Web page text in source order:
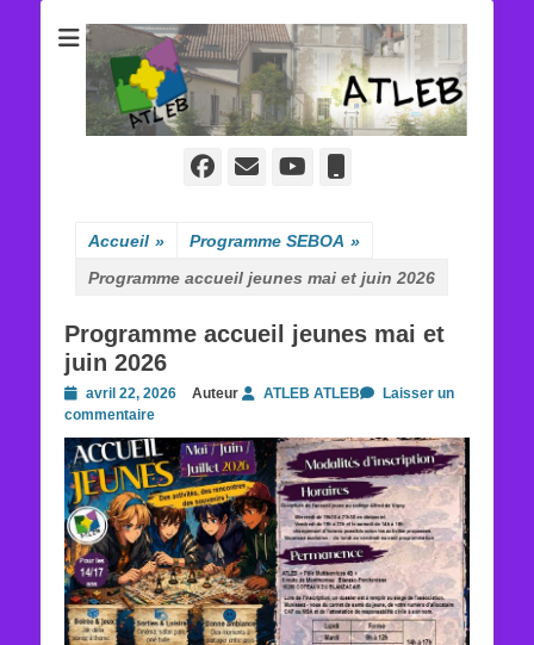
ATLEB
Facebook
E-
YouTube
Accueil » Programme SEBOA »
Programme accueil jeunes mai et juin 2026
Programme accueil jeunes mai et
juin 2026
Posted
on
avril 22, 2026 Auteur ATLEB ATLEB
Laisser un
commentaire